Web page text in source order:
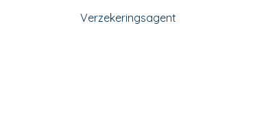
Verzekeringsagent